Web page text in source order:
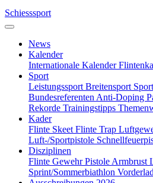
Schiesssport
News
Kalender
Internationale Kalender
Sport
Leistungssport Breitensport
Bundesreferenten Anti-Doping
Rekorde Trainingstipps
Kader
Flinte Skeet Flinte Trap
Luft-/Sportpistole
Disziplinen
Flinte GewehrPistole Armbrust
Sprint/Sommerbiathlon